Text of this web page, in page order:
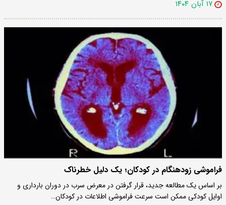
۱۷ آبان ۱۴۰۴
فراموشی زودهنگام در کودکان؛ یک دلیل خطرناک
بر اساس یک مطالعه جدید، قرار گرفتن در معرض سرب در دوران بارداری و
اوایل کودکی ممکن است سرعت فراموشی اطلاعات در کودکان…